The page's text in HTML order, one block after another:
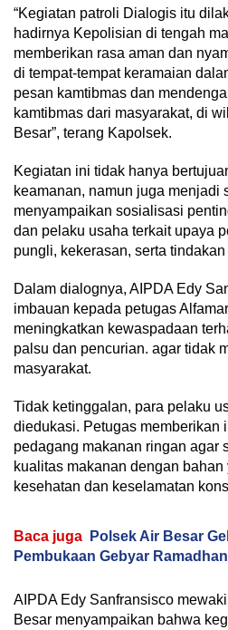
“Kegiatan patroli Dialogis itu
hadirnya Kepolisian di tengah
memberikan rasa aman dan
di tempat-tempat keramaian
pesan kamtibmas dan
kamtibmas dari masyarakat, di
Besar”, terang Kapolsek.
Kegiatan ini tidak hanya
keamanan, namun juga menjadi
menyampaikan sosialisasi
dan pelaku usaha terkait upaya
pungli, kekerasan, serta
Dalam dialognya, AIPDA Edy
imbauan kepada petugas
meningkatkan kewaspadaan
palsu dan pencurian. agar tidak
masyarakat.
Tidak ketinggalan, para pelaku
diedukasi. Petugas memberikan
pedagang makanan ringan agar
kualitas makanan dengan
kesehatan dan keselamatan
Baca juga
Polsek Air Besar
Pembukaan Gebyar Ramadhan
AIPDA Edy Sanfransisco
Besar menyampaikan bahwa